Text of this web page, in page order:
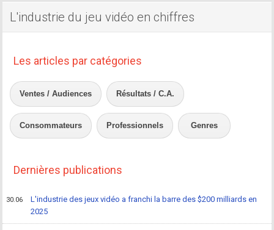
L'industrie du jeu vidéo en chiffres
Les articles par catégories
Ventes / Audiences Résultats / C.A.
Consommateurs Professionnels Genres
Dernières publications
30.06
L'industrie des jeux vidéo a franchi la barre des $200 milliards en
2025